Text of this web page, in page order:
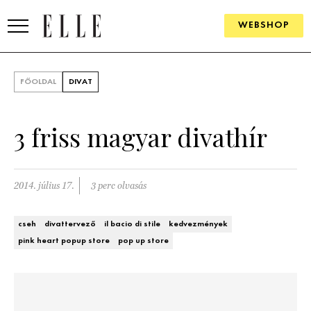
WEBSHOP
GOURMET AWARDS
SZÉPSÉG
FŐOLDAL DIVAT
3 friss magyar divathír
2014. július 17. 3 perc olvasás
cseh divattervező il bacio di stile
kedvezmények
pink heart popup store
pop up store